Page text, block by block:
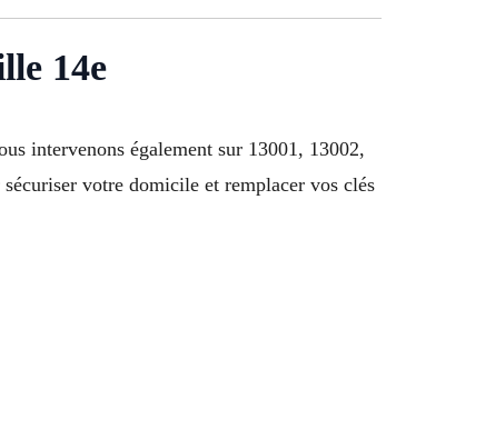
14e
intervenons également sur 13001, 13002,
votre domicile et remplacer vos clés